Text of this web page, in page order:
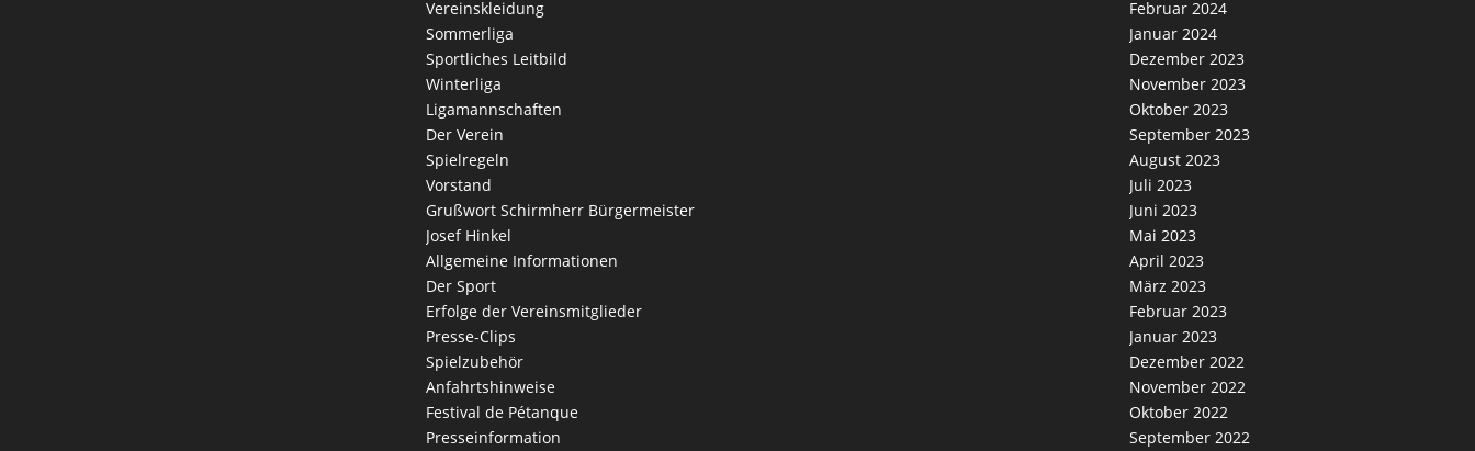
Vereinskleidung
Sommerliga
Sportliches Leitbild
Winterliga
Ligamannschaften
Der Verein
Spielregeln
Vorstand
Grußwort Schirmherr Bürgermeister
Josef Hinkel
Allgemeine Informationen
Der Sport
Erfolge der Vereinsmitglieder
Presse-Clips
Spielzubehör
Anfahrtshinweise
Festival de Pétanque
Presseinformation
Februar 2024
Januar 2024
Dezember 2023
November 2023
Oktober 2023
September 2023
August 2023
Juli 2023
Juni 2023
Mai 2023
April 2023
März 2023
Februar 2023
Januar 2023
Dezember 2022
November 2022
Oktober 2022
September 2022